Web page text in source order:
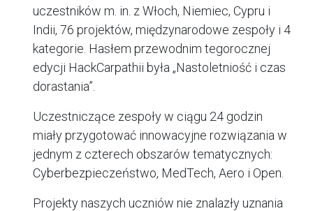
uczestników m. in. z Włoch, Niemiec, Cypru i
Indii, 76 projektów, międzynarodowe zespoły i 4
kategorie. Hasłem przewodnim tegorocznej
edycji HackCarpathii była „Nastoletniość i czas
dorastania”.
Uczestniczące zespoły w ciągu 24 godzin
miały przygotować innowacyjne rozwiązania w
jednym z czterech obszarów tematycznych:
Cyberbezpieczeństwo, MedTech, Aero i Open.
Projekty naszych uczniów nie znalazły uznania